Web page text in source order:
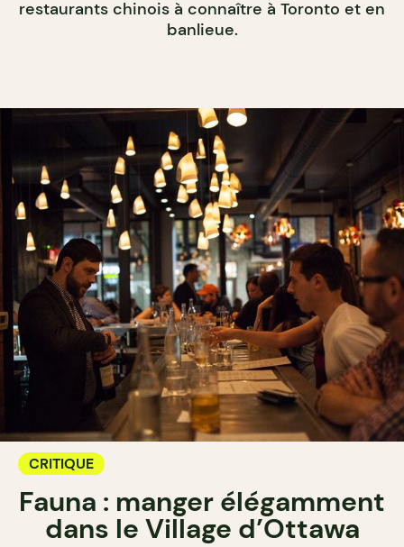
restaurants chinois à connaître à Toronto et en
banlieue.
CRITIQUE
Fauna : manger élégamment
dans le Village d’Ottawa